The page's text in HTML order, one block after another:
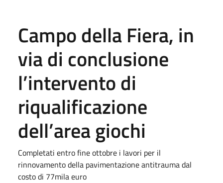
Campo della Fiera, in
via di conclusione
l’intervento di
riqualificazione
dell’area giochi
Completati entro fine ottobre i lavori per il
rinnovamento della pavimentazione antitrauma dal
costo di 77mila euro